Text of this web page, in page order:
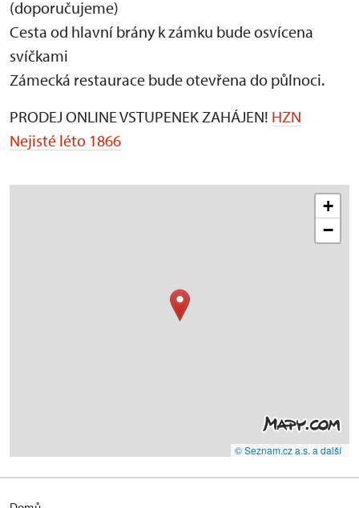
(doporučujeme)
Cesta od hlavní brány k zámku bude osvícena
svíčkami
Zámecká restaurace bude otevřena do půlnoci.
PRODEJ ONLINE VSTUPENEK ZAHÁJEN! HZN
Nejisté léto 1866
+
−
© Seznam.cz a.s. a další